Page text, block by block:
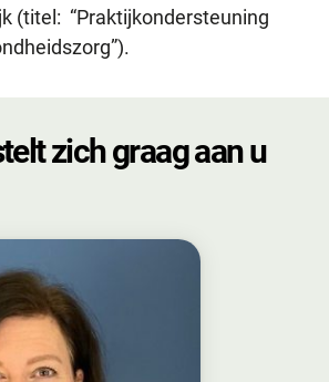
(titel: “Praktijkondersteuning
zich graag aan u